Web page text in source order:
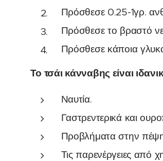
Πρόσθεσε 0.25-1γρ.
Πρόσθεσε το βραστό
Πρόσθεσε κάποια
Το τσάι κάνναβης είναι
Ναυτία.
Γαστρεντερικά και
Προβλήματα στην
Τις παρενέργειες από